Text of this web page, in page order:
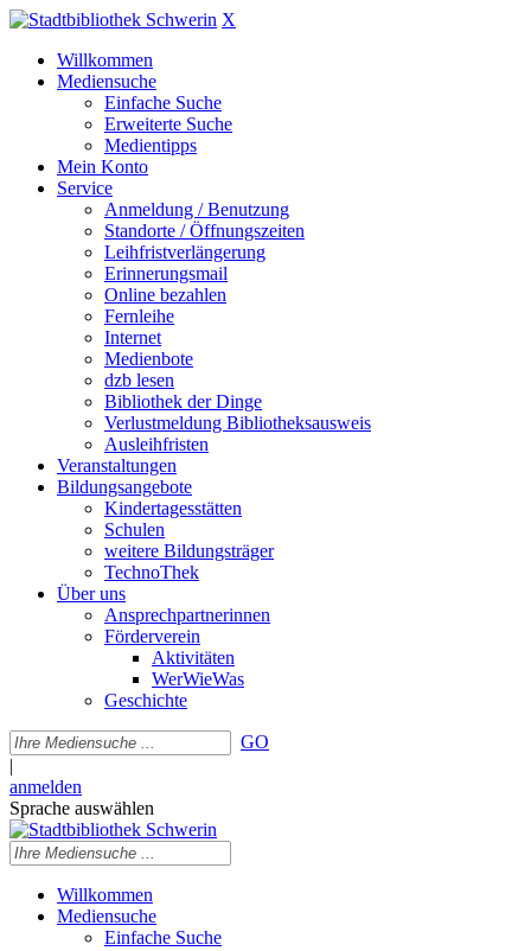
X
Willkommen
Mediensuche
Einfache Suche
Erweiterte Suche
Medientipps
Mein Konto
Service
Anmeldung / Benutzung
Standorte / Öffnungszeiten
Leihfristverlängerung
Erinnerungsmail
Online bezahlen
Fernleihe
Internet
Medienbote
dzb lesen
Bibliothek der Dinge
Verlustmeldung Bibliotheksausweis
Ausleihfristen
Veranstaltungen
Bildungsangebote
Kindertagesstätten
Schulen
weitere Bildungsträger
TechnoThek
Über uns
Ansprechpartnerinnen
Förderverein
Aktivitäten
WerWieWas
Geschichte
GO
|
anmelden
Sprache auswählen
Willkommen
Mediensuche
Einfache Suche